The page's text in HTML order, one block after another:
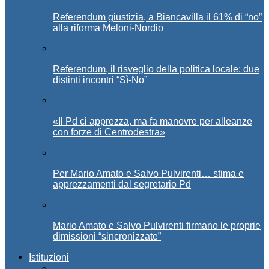
Referendum giustizia, a Biancavilla il 61% di “no”
alla riforma Meloni-Nordio
Referendum, il risveglio della politica locale: due
distinti incontri “Sì-No”
«Il Pd ci apprezza, ma fa manovre per alleanze
con forze di Centrodestra»
Per Mario Amato e Salvo Pulvirenti… stima e
apprezzamenti dal segretario Pd
Mario Amato e Salvo Pulvirenti firmano le proprie
dimissioni “sincronizzate”
Istituzioni